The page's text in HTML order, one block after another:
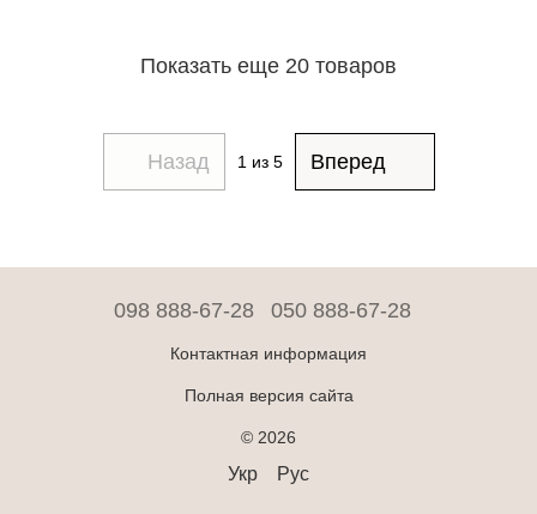
Показать еще 20 товаров
Назад 1 из 5 Вперед
098 888-67-28 050 888-67-28
Контактная информация
Полная версия сайта
© 2026
Укр Рус